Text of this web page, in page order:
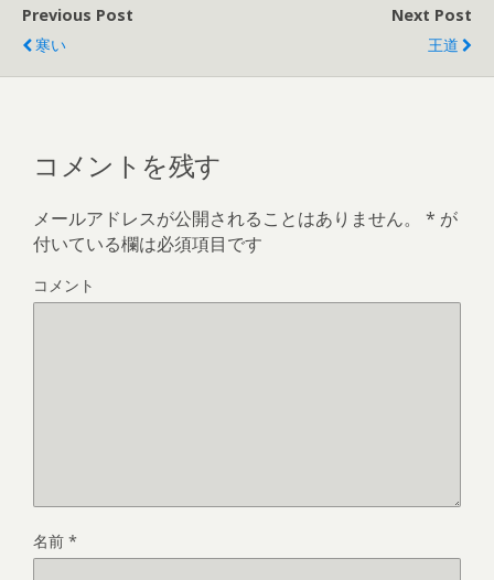
Previous Post
寒い
Next Post
王道
コメントを残す
メールアドレスが公開されることはありません。 * が
付いている欄は必須項目です
コメント
名前 *